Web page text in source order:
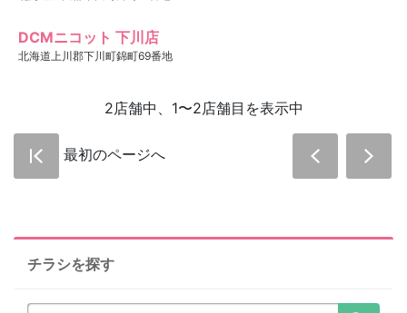
DCMニコット 下川店
北海道上川郡下川町錦町69番地
2店舗中、1〜2店舗目を表示中
最初のページへ
チラシを探す